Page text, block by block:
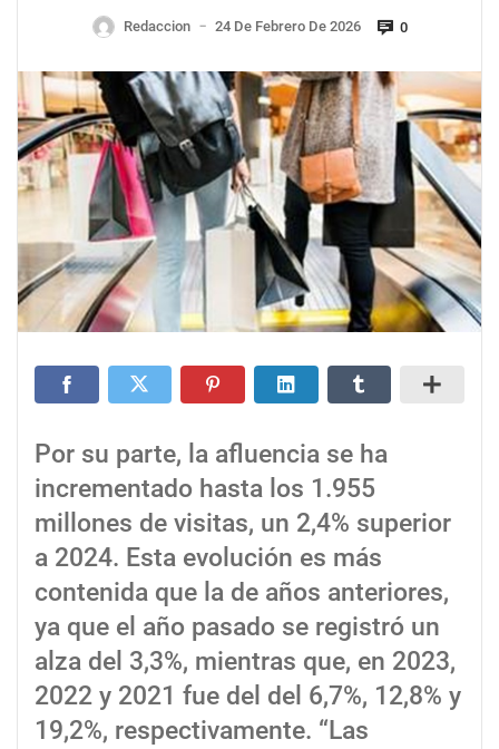
Redaccion — 24 De Febrero De 2026 0
Por su parte, la afluencia se ha
incrementado hasta los 1.955
millones de visitas, un 2,4% superior
a 2024. Esta evolución es más
contenida que la de años anteriores,
ya que el año pasado se registró un
alza del 3,3%, mientras que, en 2023,
2022 y 2021 fue del del 6,7%, 12,8% y
19,2%, respectivamente. “Las